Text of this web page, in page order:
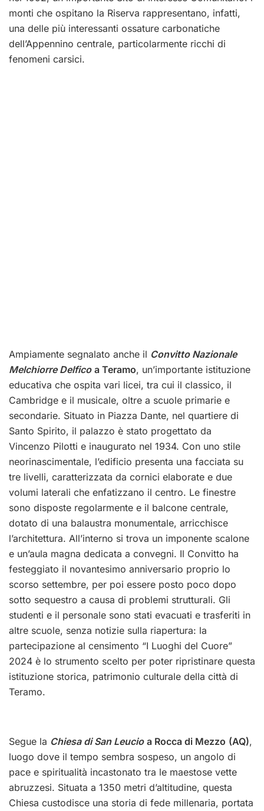
monti che ospitano la Riserva rappresentano, infatti,
una delle più interessanti ossature carbonatiche
dell’Appennino centrale, particolarmente ricchi di
fenomeni carsici.
Ampiamente segnalato anche il Convitto Nazionale
Melchiorre Delfico a Teramo, un’importante istituzione
educativa che ospita vari licei, tra cui il classico, il
Cambridge e il musicale, oltre a scuole primarie e
secondarie. Situato in Piazza Dante, nel quartiere di
Santo Spirito, il palazzo è stato progettato da
Vincenzo Pilotti e inaugurato nel 1934. Con uno stile
neorinascimentale, l’edificio presenta una facciata su
tre livelli, caratterizzata da cornici elaborate e due
volumi laterali che enfatizzano il centro. Le finestre
sono disposte regolarmente e il balcone centrale,
dotato di una balaustra monumentale, arricchisce
l’architettura. All’interno si trova un imponente scalone
e un’aula magna dedicata a convegni. Il Convitto ha
festeggiato il novantesimo anniversario proprio lo
scorso settembre, per poi essere posto poco dopo
sotto sequestro a causa di problemi strutturali. Gli
studenti e il personale sono stati evacuati e trasferiti in
altre scuole, senza notizie sulla riapertura: la
partecipazione al censimento “I Luoghi del Cuore”
2024 è lo strumento scelto per poter ripristinare questa
istituzione storica, patrimonio culturale della città di
Teramo.
Segue la Chiesa di San Leucio a Rocca di Mezzo (AQ),
luogo dove il tempo sembra sospeso, un angolo di
pace e spiritualità incastonato tra le maestose vette
abruzzesi. Situata a 1350 metri d’altitudine, questa
Chiesa custodisce una storia di fede millenaria, portata